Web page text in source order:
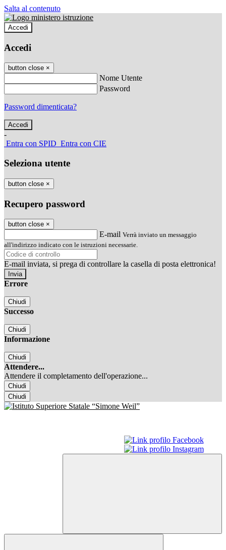
Salta al contenuto
Accedi
Accedi
button close ×
Nome Utente
Password
Password dimenticata?
-
Entra con SPID Entra con CIE
Seleziona utente
button close ×
Recupero password
button close ×
E-mail Verrà inviato un messaggio
all'indirizzo indicato con le istruzioni necessarie.
E-mail inviata, si prega di controllare la casella di posta elettronica!
Errore
Chiudi
Successo
Chiudi
Informazione
Chiudi
Attendere...
Attendere il completamento dell'operazione...
Chiudi
Chiudi